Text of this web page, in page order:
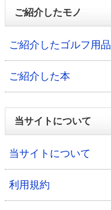
ご紹介したモノ
ご紹介したゴルフ用品
ご紹介した本
当サイトについて
当サイトについて
利用規約